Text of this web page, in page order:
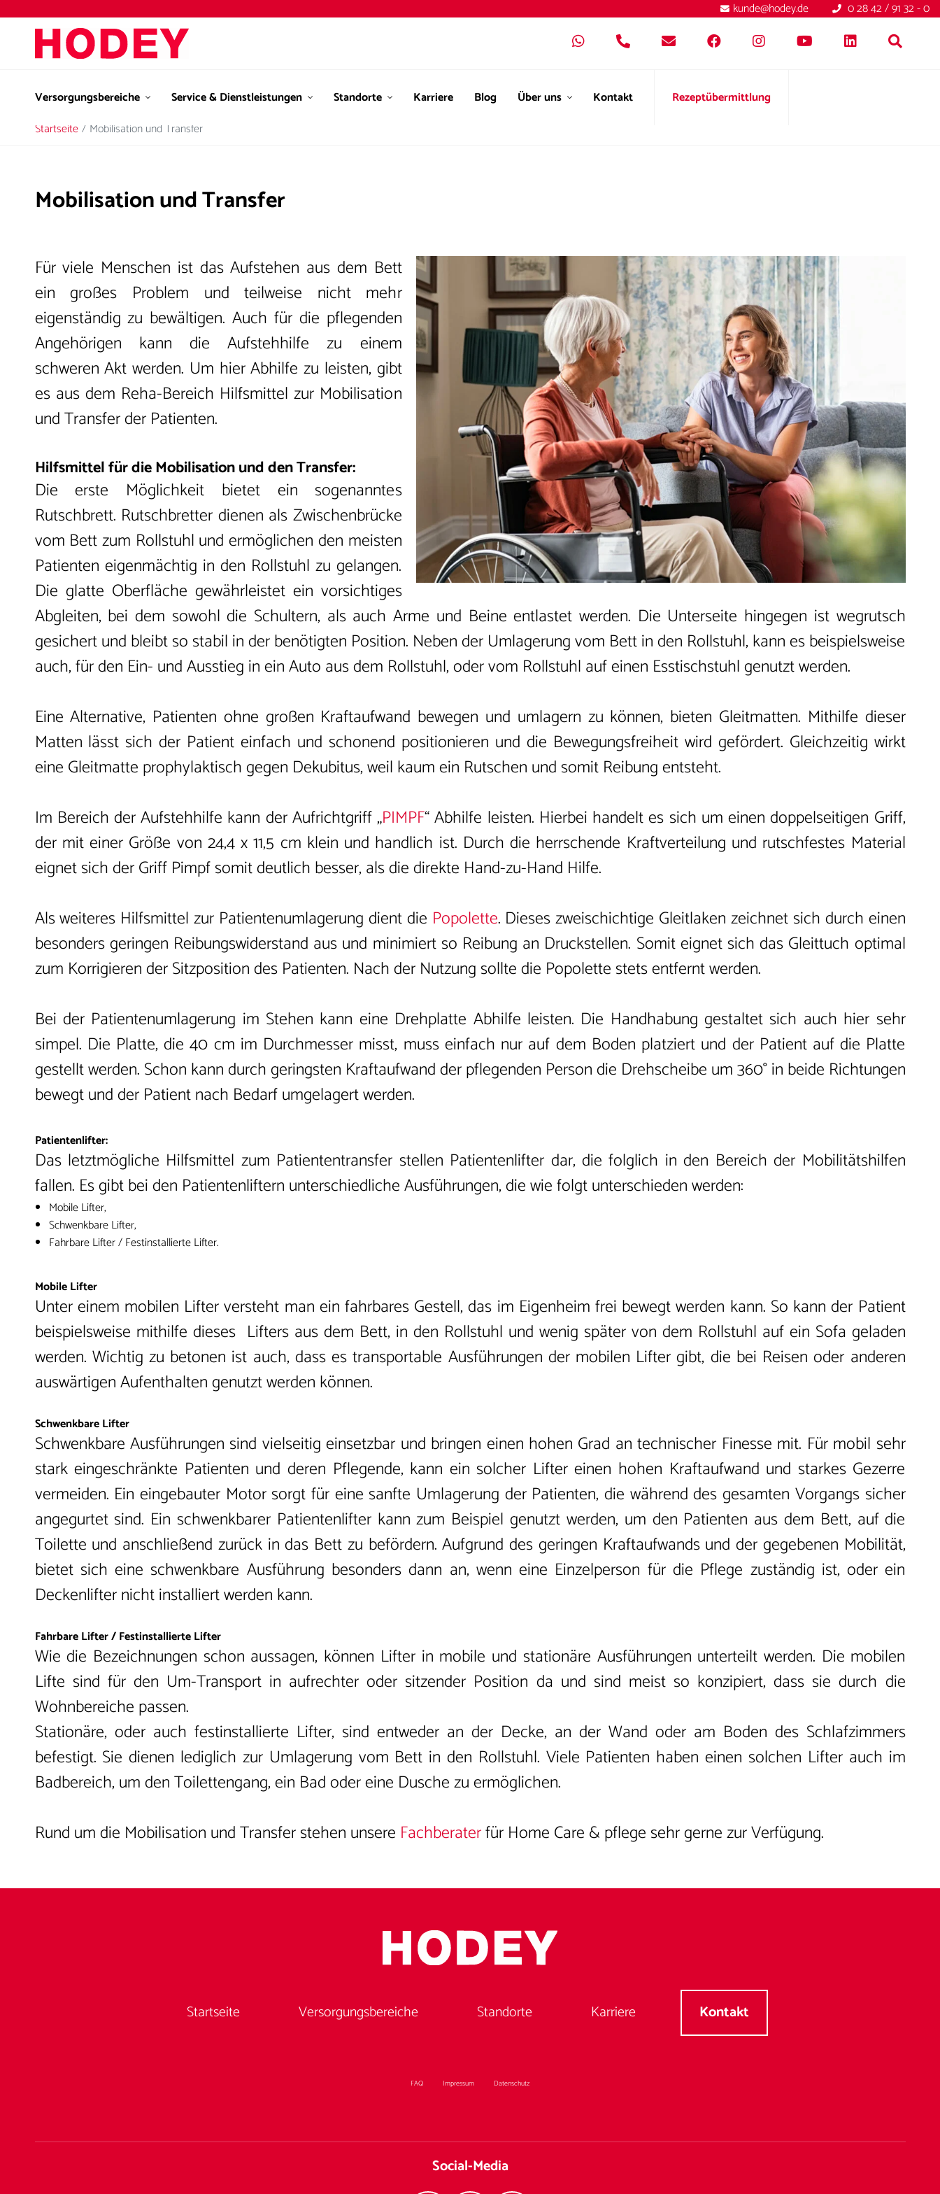
kunde@hodey.de 0 28 42 / 91 32 - 0
Versorgungsbereiche Service & Dienstleistungen Standorte Karriere Blog Über uns Kontakt
Rezeptübermittlung
Startseite
Mobilisation und Transfer
Mobilisation und Transfer
Für viele Menschen ist das Aufstehen aus dem Bett
ein großes Problem und teilweise nicht mehr
eigenständig zu bewältigen. Auch für die pflegenden
Angehörigen kann die Aufstehhilfe zu einem
schweren Akt werden. Um hier Abhilfe zu leisten, gibt
es aus dem Reha-Bereich Hilfsmittel zur Mobilisation
und Transfer der Patienten.
Hilfsmittel für die Mobilisation und den Transfer:
Die erste Möglichkeit bietet ein sogenanntes
Rutschbrett. Rutschbretter dienen als Zwischenbrücke
vom Bett zum Rollstuhl und ermöglichen den meisten
Patienten eigenmächtig in den Rollstuhl zu gelangen.
Die glatte Oberfläche gewährleistet ein vorsichtiges
Abgleiten, bei dem sowohl die Schultern, als auch Arme und Beine entlastet werden. Die Unterseite hingegen ist wegrutsch
gesichert und bleibt so stabil in der benötigten Position. Neben der Umlagerung vom Bett in den Rollstuhl, kann es beispielsweise
auch, für den Ein- und Ausstieg in ein Auto aus dem Rollstuhl, oder vom Rollstuhl auf einen Esstischstuhl genutzt werden.
Eine Alternative, Patienten ohne großen Kraftaufwand bewegen und umlagern zu können, bieten Gleitmatten. Mithilfe dieser
Matten lässt sich der Patient einfach und schonend positionieren und die Bewegungsfreiheit wird gefördert. Gleichzeitig wirkt
eine Gleitmatte prophylaktisch gegen Dekubitus, weil kaum ein Rutschen und somit Reibung entsteht.
Im Bereich der Aufstehhilfe kann der Aufrichtgriff „PIMPF“ Abhilfe leisten. Hierbei handelt es sich um einen doppelseitigen Griff,
der mit einer Größe von 24,4 x 11,5 cm klein und handlich ist. Durch die herrschende Kraftverteilung und rutschfestes Material
eignet sich der Griff Pimpf somit deutlich besser, als die direkte Hand-zu-Hand Hilfe.
Als weiteres Hilfsmittel zur Patientenumlagerung dient die Popolette. Dieses zweischichtige Gleitlaken zeichnet sich durch einen
besonders geringen Reibungswiderstand aus und minimiert so Reibung an Druckstellen. Somit eignet sich das Gleittuch optimal
zum Korrigieren der Sitzposition des Patienten. Nach der Nutzung sollte die Popolette stets entfernt werden.
Bei der Patientenumlagerung im Stehen kann eine Drehplatte Abhilfe leisten. Die Handhabung gestaltet sich auch hier sehr
simpel. Die Platte, die 40 cm im Durchmesser misst, muss einfach nur auf dem Boden platziert und der Patient auf die Platte
gestellt werden. Schon kann durch geringsten Kraftaufwand der pflegenden Person die Drehscheibe um 360° in beide Richtungen
bewegt und der Patient nach Bedarf umgelagert werden.
Patientenlifter:
Das letztmögliche Hilfsmittel zum Patiententransfer stellen Patientenlifter dar, die folglich in den Bereich der Mobilitätshilfen
fallen. Es gibt bei den Patientenliftern unterschiedliche Ausführungen, die wie folgt unterschieden werden:
Mobile Lifter,
Schwenkbare Lifter,
Fahrbare Lifter / Festinstallierte Lifter.
Mobile Lifter
Unter einem mobilen Lifter versteht man ein fahrbares Gestell, das im Eigenheim frei bewegt werden kann. So kann der Patient
beispielsweise mithilfe dieses Lifters aus dem Bett, in den Rollstuhl und wenig später von dem Rollstuhl auf ein Sofa geladen
werden. Wichtig zu betonen ist auch, dass es transportable Ausführungen der mobilen Lifter gibt, die bei Reisen oder anderen
auswärtigen Aufenthalten genutzt werden können.
Schwenkbare Lifter
Schwenkbare Ausführungen sind vielseitig einsetzbar und bringen einen hohen Grad an technischer Finesse mit. Für mobil sehr
stark eingeschränkte Patienten und deren Pflegende, kann ein solcher Lifter einen hohen Kraftaufwand und starkes Gezerre
vermeiden. Ein eingebauter Motor sorgt für eine sanfte Umlagerung der Patienten, die während des gesamten Vorgangs sicher
angegurtet sind. Ein schwenkbarer Patientenlifter kann zum Beispiel genutzt werden, um den Patienten aus dem Bett, auf die
Toilette und anschließend zurück in das Bett zu befördern. Aufgrund des geringen Kraftaufwands und der gegebenen Mobilität,
bietet sich eine schwenkbare Ausführung besonders dann an, wenn eine Einzelperson für die Pflege zuständig ist, oder ein
Deckenlifter nicht installiert werden kann.
Fahrbare Lifter / Festinstallierte Lifter
Wie die Bezeichnungen schon aussagen, können Lifter in mobile und stationäre Ausführungen unterteilt werden. Die mobilen
Lifte sind für den Um-Transport in aufrechter oder sitzender Position da und sind meist so konzipiert, dass sie durch die
Wohnbereiche passen.
Stationäre, oder auch festinstallierte Lifter, sind entweder an der Decke, an der Wand oder am Boden des Schlafzimmers
befestigt. Sie dienen lediglich zur Umlagerung vom Bett in den Rollstuhl. Viele Patienten haben einen solchen Lifter auch im
Badbereich, um den Toilettengang, ein Bad oder eine Dusche zu ermöglichen.
Rund um die Mobilisation und Transfer stehen unsere Fachberaterfür Home Care & pflege sehr gerne zur Verfügung.
Startseite Versorgungsbereiche Standorte Karriere Kontakt
FAQ Impressum Datenschutz
Social-Media